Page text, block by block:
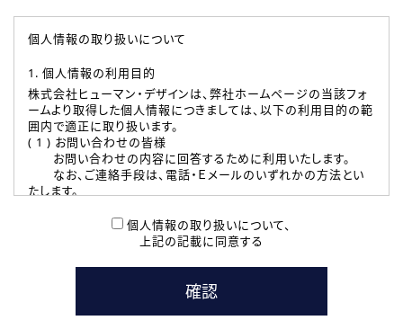
個人情報の取り扱いについて
1. 個人情報の利用目的
株式会社ヒューマン・デザインは、弊社ホームページの当該フォ
ームより取得した個人情報につきましては、以下の利用目的の範
囲内で適正に取り扱います。
( 1 ) お問い合わせの皆様
お問い合わせの内容に回答するために利用いたします。
なお、ご連絡手段は、電話・Ｅメールのいずれかの方法とい
たします。
本登録に関するご連絡および本登録時の参考情報として利
たします。
( 3 ) スタッフ派遣を検討されている企業の皆様
お問い合わせの内容に回答するために利用いたします。
なお、ご連絡手段は、電話・Ｅメールのいずれかの方法とい
個人情報の取り扱いについて、
上記の記載に同意する